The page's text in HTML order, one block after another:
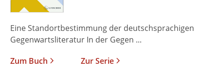
Eine Standortbestimmung der deutschsprachigen
Gegenwartsliteratur In der Gegen ...
Zum Buch
Zur Serie